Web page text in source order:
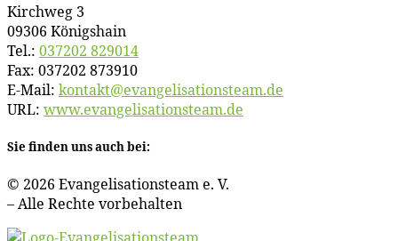
Kirch­weg 3
09306 Königshain
Tel.: 037202 829014
Fax: 037202 873910
E‑Mail: kontakt@​evangelisationsteam.​de
URL: www​.evan​ge​li​sa​ti​ons​team​.de
Sie fin­den uns auch bei:
© 2026 Evan­ge­li­sa­ti­ons­team e. V.
– Al­le Rech­te vorbehalten